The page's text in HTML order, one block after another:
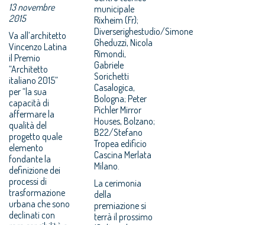
13 novembre
2015
Va all’architetto
Vincenzo Latina
il Premio
“Architetto
italiano 2015”
per “la sua
capacità di
affermare la
qualità del
progetto quale
elemento
fondante la
definizione dei
processi di
trasformazione
urbana che sono
declinati con
municipale
Rixheim (Fr);
Diverserighestudio/Simone
Gheduzzi, Nicola
Rimondi,
Gabriele
Sorichetti
Casalogica,
Bologna; Peter
Pichler Mirror
Houses, Bolzano;
B22/Stefano
Tropea edificio
Cascina Merlata
Milano.
La cerimonia
della
premiazione si
terrà il prossimo